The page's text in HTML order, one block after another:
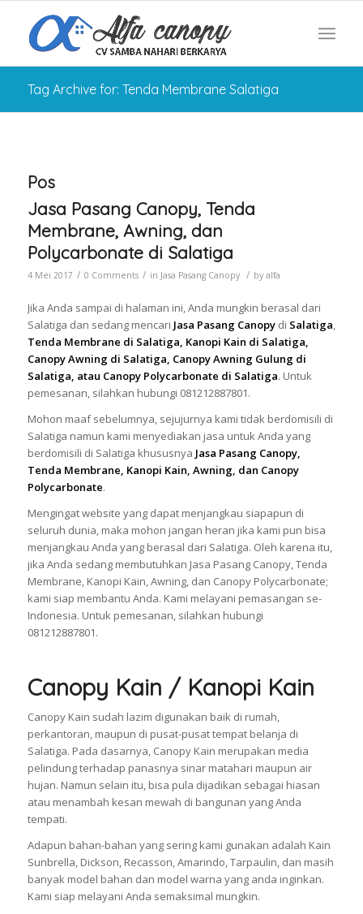
Tag Archive for: Tenda Membrane Salatiga
Pos
Jasa Pasang Canopy, Tenda
Membrane, Awning, dan
Polycarbonate di Salatiga
4 Mei 2017 / 0 Comments / in Jasa Pasang Canopy / by alfa
Jika Anda sampai di halaman ini, Anda mungkin berasal dari
Salatiga dan sedang mencari Jasa Pasang Canopy di Salatiga,
Tenda Membrane di Salatiga, Kanopi Kain di Salatiga,
Canopy Awning di Salatiga, Canopy Awning Gulung di
Salatiga, atau Canopy Polycarbonate di Salatiga. Untuk
pemesanan, silahkan hubungi 081212887801.
Mohon maaf sebelumnya, sejujurnya kami tidak berdomisili di
Salatiga namun kami menyediakan jasa untuk Anda yang
berdomisili di Salatiga khususnya Jasa Pasang Canopy,
Tenda Membrane, Kanopi Kain, Awning, dan Canopy
Polycarbonate.
Mengingat website yang dapat menjangkau siapapun di
seluruh dunia, maka mohon jangan heran jika kami pun bisa
menjangkau Anda yang berasal dari Salatiga. Oleh karena itu,
jika Anda sedang membutuhkan Jasa Pasang Canopy, Tenda
Membrane, Kanopi Kain, Awning, dan Canopy Polycarbonate;
kami siap membantu Anda. Kami melayani pemasangan se-
Indonesia. Untuk pemesanan, silahkan hubungi
081212887801.
Canopy Kain / Kanopi Kain
Canopy Kain sudah lazim digunakan baik di rumah,
perkantoran, maupun di pusat-pusat tempat belanja di
Salatiga. Pada dasarnya, Canopy Kain merupakan media
pelindung terhadap panasnya sinar matahari maupun air
hujan. Namun selain itu, bisa pula dijadikan sebagai hiasan
atau menambah kesan mewah di bangunan yang Anda
tempati.
Adapun bahan-bahan yang sering kami gunakan adalah Kain
Sunbrella, Dickson, Recasson, Amarindo, Tarpaulin, dan masih
banyak model bahan dan model warna yang anda inginkan.
Kami siap melayani Anda semaksimal mungkin.